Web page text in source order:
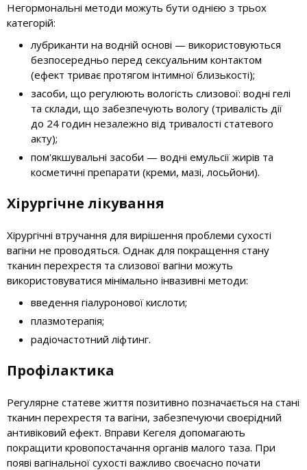
Негормональні методи можуть бути однією з трьох
категорій:
лубриканти на водній основі — використовуються
безпосередньо перед сексуальним контактом
(ефект триває протягом інтимної близькості);
засоби, що регулюють вологість слизової: водні гелі
та склади, що забезпечують вологу (тривалість дії
до 24 годин незалежно від тривалості статевого
акту);
пом'якшувальні засоби — водні емульсії жирів та
косметичні препарати (креми, мазі, лосьйони).
Хірургічне лікування
Хірургічні втручання для вирішення проблеми сухості
вагіни не проводяться. Однак для покращення стану
тканин перехрестя та слизової вагіни можуть
використовуватися мінімально інвазивні методи:
введення гіалуронової кислоти;
плазмотерапія;
радіочастотний ліфтинг.
Профілактика
Регулярне статеве життя позитивно позначається на стані
тканин перехрестя та вагіни, забезпечуючи своєрідний
антивіковий ефект. Вправи Кегеля допомагають
покращити кровопостачання органів малого таза. При
появі вагінальної сухості важливо своєчасно почати